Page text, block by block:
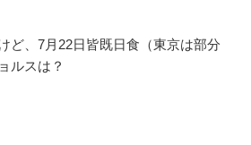
ど、7月22日皆既日食（東京は部分
ルスは？